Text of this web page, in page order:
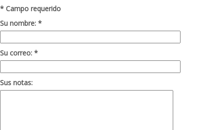
* Campo requerido
Su nombre: *
Su correo: *
Sus notas: